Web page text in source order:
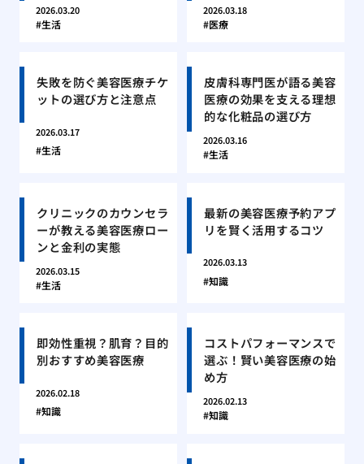
2026.03.20
生活
2026.03.18
医療
失敗を防ぐ美容医療チケ
ットの選び方と注意点
2026.03.17
生活
皮膚科専門医が語る美容
医療の効果を支える理想
的な化粧品の選び方
2026.03.16
生活
クリニックのカウンセラ
ーが教える美容医療ロー
ンと金利の実態
2026.03.15
生活
最新の美容医療予約アプ
リを賢く活用するコツ
2026.03.13
知識
即効性重視？肌育？目的
別おすすめ美容医療
2026.02.18
知識
コストパフォーマンスで
選ぶ！賢い美容医療の始
め方
2026.02.13
知識